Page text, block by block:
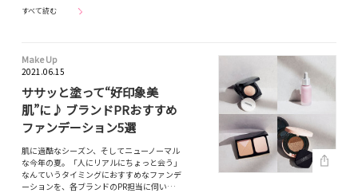
すべて読む
Make Up
2021.06.15
ササッと塗って“好印象美
肌”に♪ ブランドPRおすすめ
ファンデーション5選
肌に過酷なシーズン、そしてニューノーマル
な今年の夏。「人にリアルにちょっと会う」
なんていうタイミングにおすすめなファンデ
ーションを、各ブランドのPR担当に伺い…